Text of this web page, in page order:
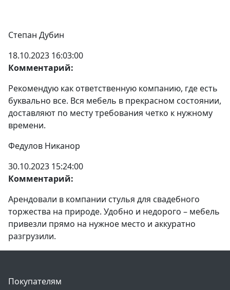
Степан Дубин
18.10.2023 16:03:00
Комментарий:
Рекомендую как ответственную компанию, где есть
буквально все. Вся мебель в прекрасном состоянии,
доставляют по месту требования четко к нужному
времени.
Федулов Никанор
30.10.2023 15:24:00
Комментарий:
Арендовали в компании стулья для свадебного
торжества на природе. Удобно и недорого – мебель
привезли прямо на нужное место и аккуратно
разгрузили.
Покупателям